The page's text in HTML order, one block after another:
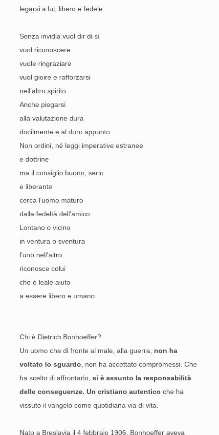
legarsi a lui, libero e fedele.
Senza invidia vuol dir di sì
vuol riconoscere
vuole ringraziare
vuol gioire e rafforzarsi
nell’altro spirito.
Anche piegarsi
alla valutazione dura
docilmente e al duro appunto.
Non ordini, né leggi imperative estranee
e dottrine
ma il consiglio buono, serio
e liberante
cerca l’uomo maturo
dalla fedeltà dell’amico.
Lontano o vicino
in ventura o sventura
l’uno nell’altro
riconosce colui
che è leale aiuto
a essere libero e umano.
Chi è Dietrich Bonhoeffer?
Un uomo che di fronte al male, alla guerra, non ha
voltato lo sguardo , non ha accettato compromessi. Che
ha scelto di affrontarlo, si è assunto la responsabilità
delle conseguenze. Un cristiano autentico che ha
vissuto il vangelo come quotidiana via di vita.
Nato a Breslavia il 4 febbraio 1906, Bonhoeffer aveva